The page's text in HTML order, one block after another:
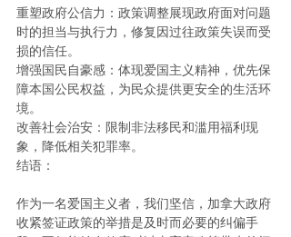
重塑政府公信力：政策调整展现政府面对问题
时的担当与执行力，修复因过往政策失误而受
损的信任。
增强国民自豪感：体现爱国主义精神，优先保
障本国公民权益，为民众提供更安全的生活环
境。
改善社会治安：限制非法移民和滥用福利现
象，降低相关犯罪率。
结语：
作为一名爱国主义者，我们坚信，加拿大政府
收紧签证政策的举措是及时而必要的纠偏手